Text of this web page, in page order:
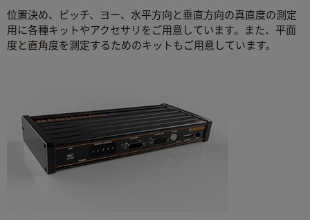
位置決め、ピッチ、ヨー、水平方向と垂直方向の真直度の測定
用に各種キットやアクセサリをご用意しています。また、平面
度と直角度を測定するためのキットもご用意しています。